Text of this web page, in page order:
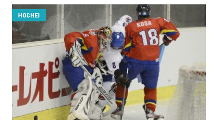
HOCHEI